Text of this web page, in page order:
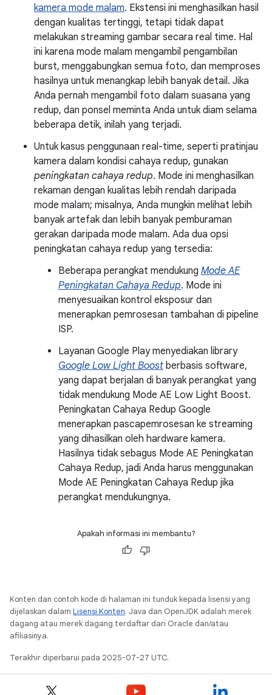
kamera mode malam. Ekstensi ini menghasilkan hasil
dengan kualitas tertinggi, tetapi tidak dapat
melakukan streaming gambar secara real time. Hal
ini karena mode malam mengambil pengambilan
burst, menggabungkan semua foto, dan memproses
hasilnya untuk menangkap lebih banyak detail. Jika
Anda pernah mengambil foto dalam suasana yang
redup, dan ponsel meminta Anda untuk diam selama
beberapa detik, inilah yang terjadi.
Untuk kasus penggunaan real-time, seperti pratinjau
kamera dalam kondisi cahaya redup, gunakan
peningkatan cahaya redup. Mode ini menghasilkan
rekaman dengan kualitas lebih rendah daripada
mode malam; misalnya, Anda mungkin melihat lebih
banyak artefak dan lebih banyak pemburaman
gerakan daripada mode malam. Ada dua opsi
peningkatan cahaya redup yang tersedia:
Beberapa perangkat mendukung Mode AE
Peningkatan Cahaya Redup. Mode ini
menyesuaikan kontrol eksposur dan
menerapkan pemrosesan tambahan di pipeline
ISP.
Layanan Google Play menyediakan library
Google Low Light Boost berbasis software,
yang dapat berjalan di banyak perangkat yang
tidak mendukung Mode AE Low Light Boost.
Peningkatan Cahaya Redup Google
menerapkan pascapemrosesan ke streaming
yang dihasilkan oleh hardware kamera.
Hasilnya tidak sebagus Mode AE Peningkatan
Cahaya Redup, jadi Anda harus menggunakan
Mode AE Peningkatan Cahaya Redup jika
perangkat mendukungnya.
Apakah informasi ini membantu?
Konten dan contoh kode di halaman ini tunduk kepada lisensi yang
dijelaskan dalam Lisensi Konten. Java dan OpenJDK adalah merek
dagang atau merek dagang terdaftar dari Oracle dan/atau
afiliasinya.
Terakhir diperbarui pada 2025-07-27 UTC.